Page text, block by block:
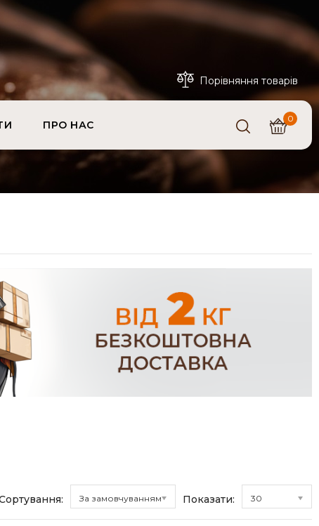
Порівняння товарів
0
ПРО НАС
За замовчуванням Показати: 30